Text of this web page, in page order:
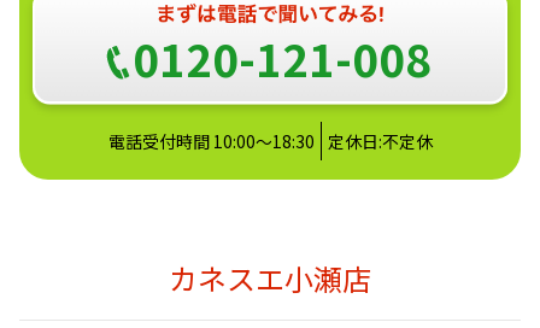
0120-121-008
電話受付時間 10:00～18:30 定休日:不定休
カネスエ小瀬店